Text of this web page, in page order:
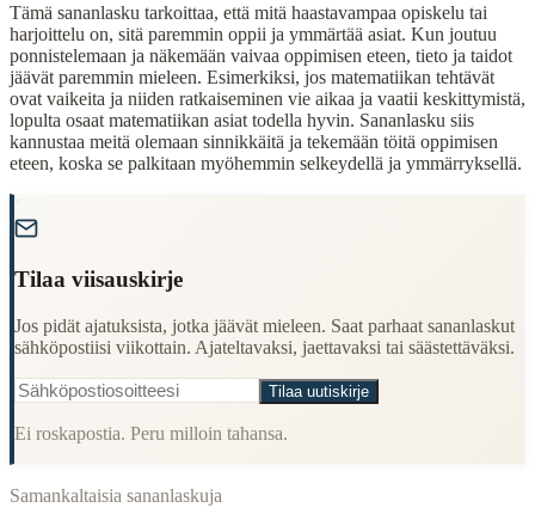
Finding quotes for speeches or writing
Cultural Context
Language:Finnish (suomi)
Origin:Finland
Period:
Tämä sananlasku tarkoittaa, että mitä haastavampaa opiskelu tai
harjoittelu on, sitä paremmin oppii ja ymmärtää asiat. Kun joutuu
ponnistelemaan ja näkemään vaivaa oppimisen eteen, tieto ja taidot
jäävät paremmin mieleen. Esimerkiksi, jos matematiikan tehtävät
ovat vaikeita ja niiden ratkaiseminen vie aikaa ja vaatii keskittymistä,
lopulta osaat matematiikan asiat todella hyvin. Sananlasku siis
kannustaa meitä olemaan sinnikkäitä ja tekemään töitä oppimisen
eteen, koska se palkitaan myöhemmin selkeydellä ja ymmärryksellä.
Tilaa viisauskirje
Jos pidät ajatuksista, jotka jäävät mieleen. Saat parhaat sananlaskut
sähköpostiisi viikottain. Ajateltavaksi, jaettavaksi tai säästettäväksi.
Tilaa uutiskirje
Ei roskapostia. Peru milloin tahansa.
Samankaltaisia sananlaskuja